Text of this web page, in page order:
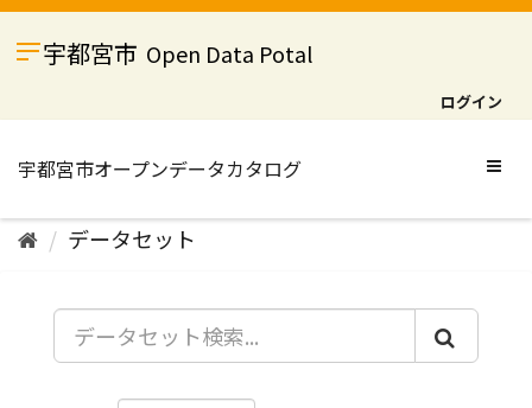
ス
宇都宮市 Open Data Potal
ログイン
データセット